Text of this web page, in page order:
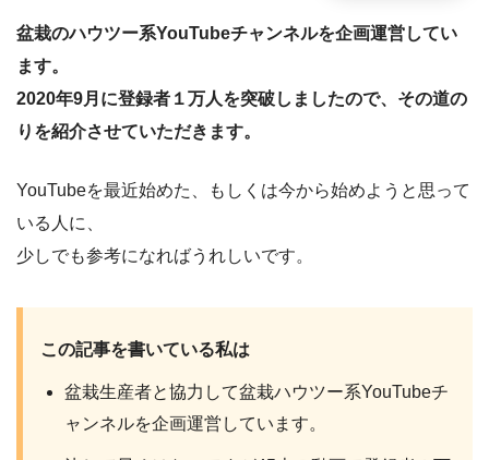
盆栽のハウツー系YouTubeチャンネルを企画運営してい
ます。
2020年9月に登録者１万人を突破しましたので、その道の
りを紹介させていただきます。
YouTubeを最近始めた、もしくは今から始めようと思って
いる人に、
少しでも参考になればうれしいです。
この記事を書いている私は
盆栽生産者と協力して盆栽ハウツー系YouTubeチ
ャンネルを企画運営しています。